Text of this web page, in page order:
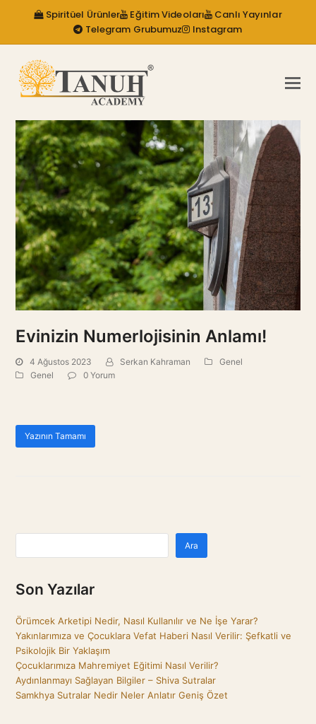
Spiritüel Ürünler Eğitim Videoları
Canlı Yayınlar
Telegram Grubumuz
Instagram
Evinizin Numerlojisinin Anlamı!
4 Ağustos 2023 Serkan Kahraman
Genel
Genel
0 Yorum
Yazının Tamamı
Ara
Son Yazılar
Örümcek Arketipi Nedir, Nasıl Kullanılır ve Ne İşe Yarar?
Yakınlarımıza ve Çocuklara Vefat Haberi Nasıl Verilir: Şefkatli ve
Psikolojik Bir Yaklaşım
Çocuklarımıza Mahremiyet Eğitimi Nasıl Verilir?
Aydınlanmayı Sağlayan Bilgiler – Shiva Sutralar
Samkhya Sutralar Nedir Neler Anlatır Geniş Özet